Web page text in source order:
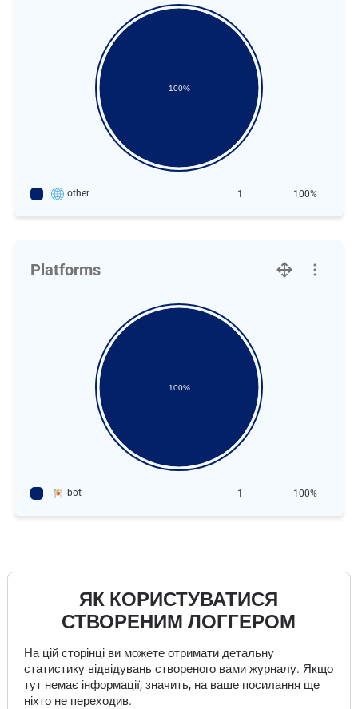
100%
other 1 100%
Platforms
100%
bot 1 100%
ЯК КОРИСТУВАТИСЯ
СТВОРЕНИМ ЛОГГЕРОМ
На цій сторінці ви можете отримати детальну
статистику відвідувань створеного вами журналу. Якщо
тут немає інформації, значить, на ваше посилання ще
ніхто не переходив.